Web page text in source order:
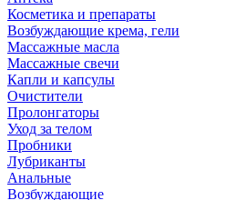
Косметика и препараты
Возбуждающие крема, гели
Массажные масла
Массажные свечи
Капли и капсулы
Очистители
Пролонгаторы
Уход за телом
Пробники
Лубриканты
Анальные
Возбуждающие